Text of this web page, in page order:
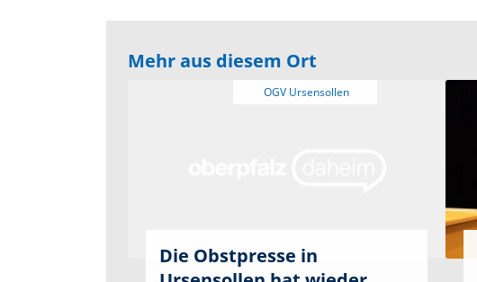
Mehr aus diesem Ort
OGV Ursensollen
Die Obstpresse in